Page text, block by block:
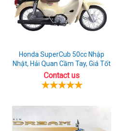
Honda SuperCub 50cc Nhập
Nhật, Hải Quan Cầm Tay, Giá Tốt
Contact us